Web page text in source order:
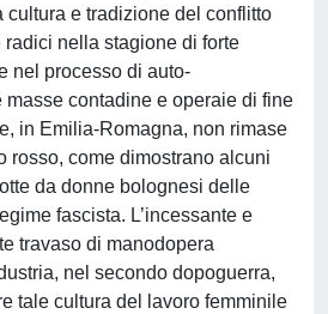
cultura e tradizione del conflitto
nella stagione di forte
nel processo di auto-
contadine e operaie di fine
in Emilia-Romagna, non rimase
rosso, come dimostrano alcuni
da donne bolognesi delle
fascista. L’incessante e
travaso di manodopera
nel secondo dopoguerra,
tale cultura del lavoro femminile